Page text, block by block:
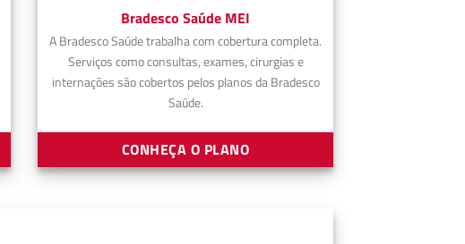
Bradesco Saúde MEI
A Bradesco Saúde trabalha com cobertura completa.
Serviços como consultas, exames, cirurgias e
internações são cobertos pelos planos da Bradesco
Saúde.
CONHEÇA O PLANO